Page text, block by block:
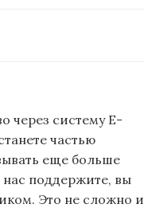
через систему E-
частью
еще больше
нас поддержите, вы
Это не сложно и